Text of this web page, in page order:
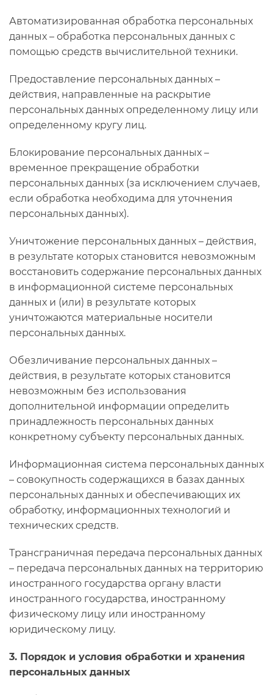
Автоматизированная обработка персональных
данных – обработка персональных данных с
помощью средств вычислительной техники.
Предоставление персональных данных –
действия, направленные на раскрытие
персональных данных определенному лицу или
определенному кругу лиц.
Блокирование персональных данных –
временное прекращение обработки
персональных данных (за исключением случаев,
если обработка необходима для уточнения
персональных данных).
Уничтожение персональных данных – действия,
в результате которых становится невозможным
восстановить содержание персональных данных
в информационной системе персональных
данных и (или) в результате которых
уничтожаются материальные носители
персональных данных.
Обезличивание персональных данных –
действия, в результате которых становится
невозможным без использования
дополнительной информации определить
принадлежность персональных данных
конкретному субъекту персональных данных.
Информационная система персональных данных
– совокупность содержащихся в базах данных
персональных данных и обеспечивающих их
обработку, информационных технологий и
технических средств.
Трансграничная передача персональных данных
– передача персональных данных на территорию
иностранного государства органу власти
иностранного государства, иностранному
физическому лицу или иностранному
юридическому лицу.
3. Порядок и условия обработки и хранения
персональных данных